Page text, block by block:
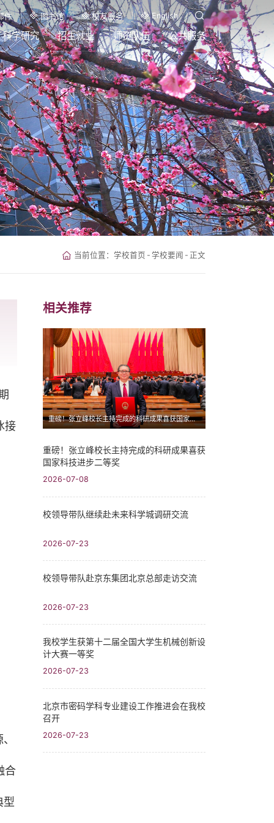
件 图书馆 校友服务 English
科学研究 招生就业 师资队伍 公共服务
当前位置： 学校首页 - 学校要闻 - 正文
接
合
型
相关推荐
重磅！张立峰校长主持完成的科研成果喜获国家科技进步二等奖
重磅！张立峰校长主持完成的科研成果喜获
国家科技进步二等奖
2026-07-08
校领导带队继续赴未来科学城调研交流
2026-07-23
校领导带队赴京东集团北京总部走访交流
2026-07-23
我校学生获第十二届全国大学生机械创新设
计大赛一等奖
2026-07-23
北京市密码学科专业建设工作推进会在我校
召开
2026-07-23